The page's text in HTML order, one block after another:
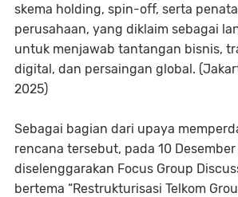
skema holding, spin-off, serta
perusahaan, yang diklaim sebagai
untuk menjawab tantangan bisnis,
digital, dan persaingan global.
2025)
Sebagai bagian dari upaya
rencana tersebut, pada 10
diselenggarakan Focus Group
bertema “Restrukturisasi Telkom